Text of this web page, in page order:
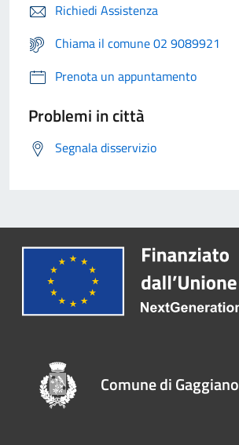
Richiedi Assistenza
Chiama il comune 02 9089921
Prenota un appuntamento
Problemi in città
Segnala disservizio
Comune di Gaggiano